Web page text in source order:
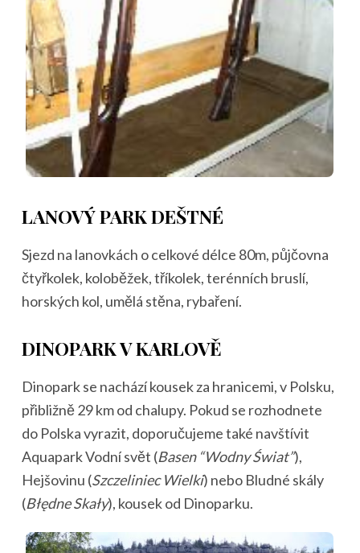
LANOVÝ PARK DEŠTNÉ
Sjezd na lanovkách o celkové délce 80m, půjčovna
čtyřkolek, koloběžek, tříkolek, terénních bruslí,
horských kol, umělá stěna, rybaření.
DINOPARK V KARLOVĚ
Dinopark se nachází kousek za hranicemi, v Polsku,
přibližně 29 km od chalupy. Pokud se rozhodnete
do Polska vyrazit, doporučujeme také navštívit
Aquapark Vodní svět (Basen “Wodny Świat”),
Hejšovinu (Szczeliniec Wielki) nebo Bludné skály
(Błędne Skały), kousek od Dinoparku.